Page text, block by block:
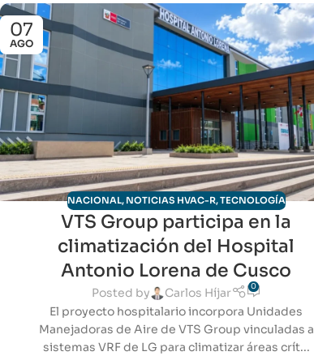
07
AGO
NACIONAL, NOTICIAS HVAC-R,TECNOLOGÍA
VTS Group participa en la
climatización del Hospital
Antonio Lorena de Cusco
Posted by Carlos Híjar 0
El proyecto hospitalario incorpora Unidades
Manejadoras de Aire de VTS Group vinculadas a
sistemas VRF de LG para climatizar áreas crít...